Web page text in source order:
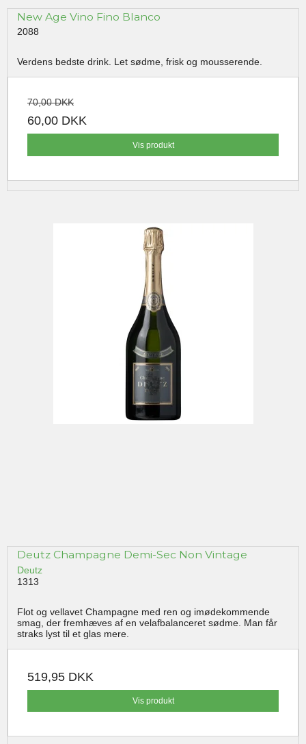
New Age Vino Fino Blanco
2088
Verdens bedste drink. Let sødme, frisk og mousserende.
70,00 DKK
60,00 DKK
Vis produkt
Deutz Champagne Demi-Sec Non Vintage
Deutz
1313
Flot og vellavet Champagne med ren og imødekommende
smag, der fremhæves af en velafbalanceret sødme. Man får
straks lyst til et glas mere.
519,95 DKK
Vis produkt